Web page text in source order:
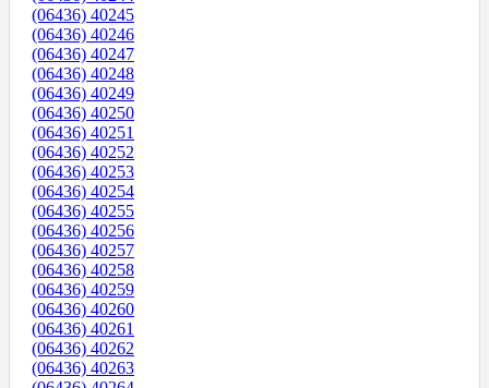
(06436) 40245
(06436) 40246
(06436) 40247
(06436) 40248
(06436) 40249
(06436) 40250
(06436) 40251
(06436) 40252
(06436) 40253
(06436) 40254
(06436) 40255
(06436) 40256
(06436) 40257
(06436) 40258
(06436) 40259
(06436) 40260
(06436) 40261
(06436) 40262
(06436) 40263